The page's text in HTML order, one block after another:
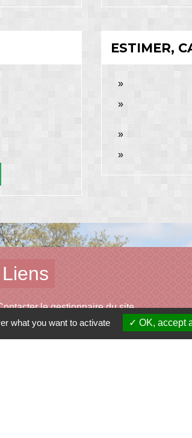
ESTIMER,
Liens
le gestionnaire du site
la mairie
what you want to activate OK, accept